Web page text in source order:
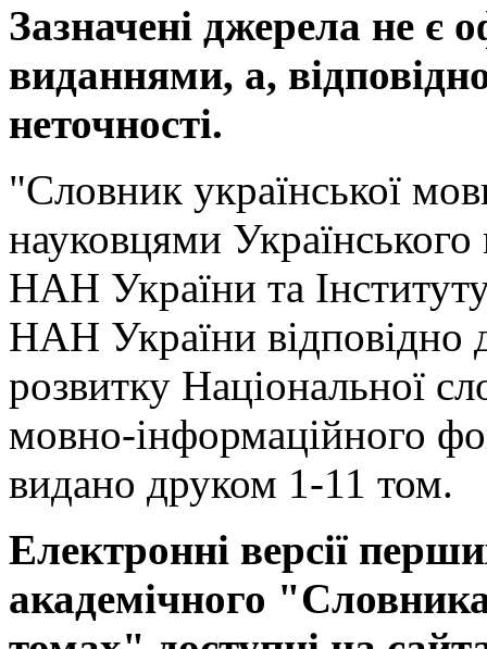
Зазначені джерела не є
виданнями, а,
неточності.
"Словник української
науковцями
НАН України та
НАН України відповідно
розвитку Національної
мовно-інформаційного
видано друком 1-11 том.
Електронні версії
академічного